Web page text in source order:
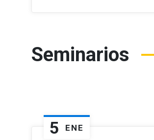
Seminarios
5 ENE